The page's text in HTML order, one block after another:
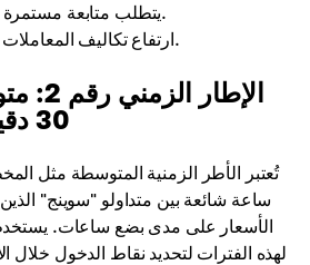
يتطلب متابعة مستمرة واتخاذ قرارات سريعة.
ارتفاع تكاليف المعاملات نتيجة للتداول المتكرر.
30 دقيقة إلى 1 ساعة)
ساعة شائعة بين متداولو "سوينج"
الأسعار على مدى بضع ساعات. يستخدم
لهذه الفترات لتحديد نقاط الدخول خلال